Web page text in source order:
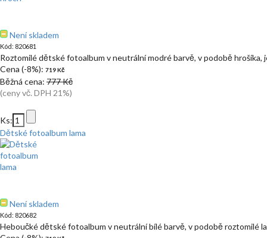
Není skladem
Kód: 820681
Roztomilé dětské fotoalbum v neutrální modré barvě, v podobě hrošíka,
Cena (-8%): 719 Kč
Běžná cena: 777 Kč
(ceny vč. DPH 21%)
Ks:
Dětské fotoalbum lama
Není skladem
Kód: 820682
Heboučké dětské fotoalbum v neutrální bílé barvě, v podobě roztomilé